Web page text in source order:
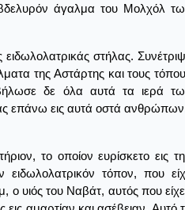
άγαλμα του Μολχόλ
στήλας.
της Αστάρτης και τους
δε όλα αυτά τα ιερά
επάνω εις αυτά οστά
το οποίον ευρίσκετο εις
ειδωλολατρικόν τόπον, που
ο υιός του Ναβάτ, αυτός που